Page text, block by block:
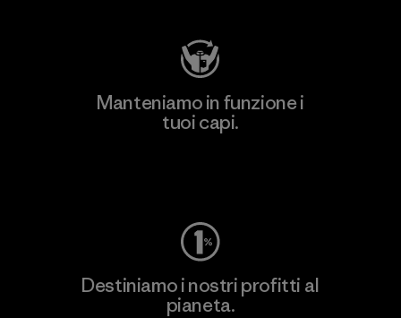
Manteniamo in funzione i
tuoi capi.
Destiniamo i nostri profitti al
pianeta.